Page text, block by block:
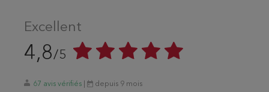
Excellent
4,8/5
67 avis vérifiés
depuis 9 mois